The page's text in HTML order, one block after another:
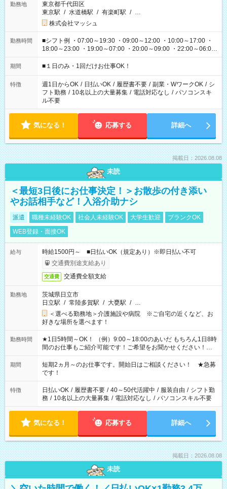
勤務地
東京都千代田区
東京駅 / 水道橋駅 / 有楽町駅 / …
株式会社マッシュ
勤務時間
■シフト例 ・07:00～19:30 ・09:00～12:00 ・10:00～17:00 ・
18:00～23:00 ・19:00～07:00 ・20:00～09:00 ・22:00～06:00
etc ★最短で3時間で5,120円のお仕事から 15時間で2万円近く稼
げるお仕事も！ ご希望のお時間に合わせてご紹介！ ※シフトは
ください！
期間 ■１日のみ・1回だけお仕事OK！
特徴 週1日からOK / 日払いOK / 履歴書不要 / 副業・WワークOK / シ
フト勤務 / 10名以上の大量募集 / 電話対応なし / パソコンスキ
ル不要
気になる！ 応募する 詳細へ
掲載日：2026.08.08
未読
＜最短3日後にお仕事決定！＞お散歩の付き添い
やお話相手など！入浴介助ナシ
派遣 職種未経験OK 社会人未経験OK 大学生歓迎
ブランクOK
WEB登録・面接OK
給与
時給1500円～ ■日払いOK（規定あり）※即日払い不可
交通費別途支給あり
交通費 交通費全額支給
勤務地
茨城県日立市
日立駅 / 常陸多賀駅 / 大甕駅 / …
＜選べる勤務地＞介護施設や病院 ※ご自宅の近くなど、お
好きな場所を選べます！
勤務時間
★1日5時間～OK！ （例）9:00～18:00のあいだ もちろん1日8時
間のお仕事もご紹介可能です！ご希望をお聞かせください！★
家庭の都合でお休みが必要な場合も遠慮なくご相談ください。
※週最低15時間以上の勤務が必要です
期間
短期2ヵ月～のお仕事です。開始日はご相談ください！ ★急募
です！
特徴 日払いOK / 履歴書不要 / 40～50代活躍中 / 服装自由 / シフト勤
務 / 10名以上の大量募集 / 電話対応なし / パソコンスキル不要
気になる！ 応募する 詳細へ
掲載日：2026.08.08
未読